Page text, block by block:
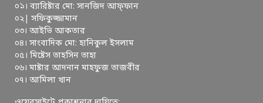
০১। ব্যারিষ্টার মো: সানজিদ আফ্ফান
০২| সফিকুজ্জামান
০৩। আইভি আকতার
০৪। সাংবাদিক মো: হানিকুল ইসলাম
০৫। মিষ্টেস তাহসিন তাহা
০৬। মাষ্টার আদনান মাহফুজ তাজবীর
০৭। আমিলা খান